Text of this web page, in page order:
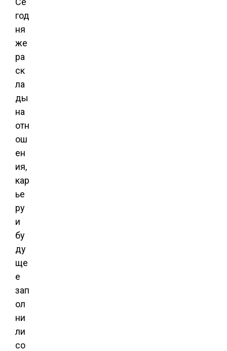
год
ня
же
ра
ск
ла
ды
на
отн
ош
ен
ия,
кар
ье
ру
и
бу
ду
ще
е
зап
ол
ни
ли
со